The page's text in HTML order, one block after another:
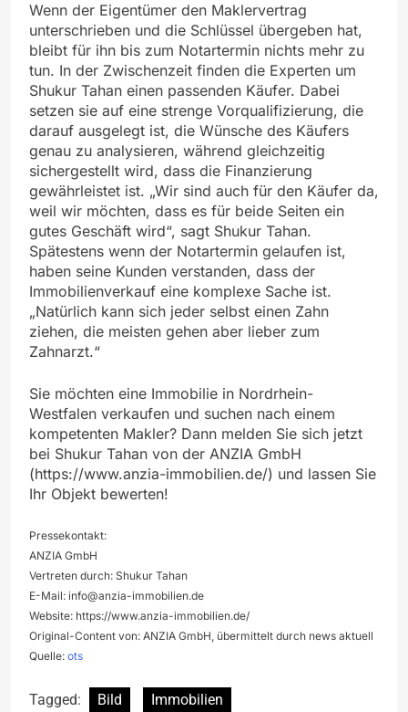
Wenn der Eigentümer den Maklervertrag
unterschrieben und die Schlüssel übergeben hat,
bleibt für ihn bis zum Notartermin nichts mehr zu
tun. In der Zwischenzeit finden die Experten um
Shukur Tahan einen passenden Käufer. Dabei
setzen sie auf eine strenge Vorqualifizierung, die
darauf ausgelegt ist, die Wünsche des Käufers
genau zu analysieren, während gleichzeitig
sichergestellt wird, dass die Finanzierung
gewährleistet ist. „Wir sind auch für den Käufer da,
weil wir möchten, dass es für beide Seiten ein
gutes Geschäft wird“, sagt Shukur Tahan.
Spätestens wenn der Notartermin gelaufen ist,
haben seine Kunden verstanden, dass der
Immobilienverkauf eine komplexe Sache ist.
„Natürlich kann sich jeder selbst einen Zahn
ziehen, die meisten gehen aber lieber zum
Zahnarzt.“
Sie möchten eine Immobilie in Nordrhein-
Westfalen verkaufen und suchen nach einem
kompetenten Makler? Dann melden Sie sich jetzt
bei Shukur Tahan von der ANZIA GmbH
(https://www.anzia-immobilien.de/) und lassen Sie
Ihr Objekt bewerten!
Pressekontakt:
ANZIA GmbH
Vertreten durch: Shukur Tahan
E-Mail: info@anzia-immobilien.de
Website: https://www.anzia-immobilien.de/
Original-Content von: ANZIA GmbH, übermittelt durch news aktuell
Quelle: ots
Tagged: Bild Immobilien